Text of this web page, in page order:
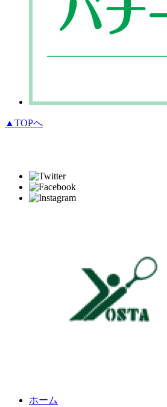
▲TOPへ
ホーム